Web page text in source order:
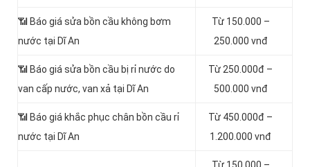
📶 Báo giá sửa bồn cầu không bơm
nước tại Dĩ An
Từ 150.000 –
250.000 vnđ
📶 Báo giá sửa bồn cầu bị rỉ nước do
van cấp nước, van xả tại Dĩ An
Từ 250.000đ –
500.000 vnđ
📶 Báo giá khắc phục chân bồn cầu rỉ
nước tại Dĩ An
Từ 450.000đ –
1.200.000 vnđ